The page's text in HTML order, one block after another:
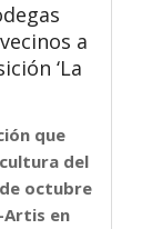
a
‘La
que
del
octubre
Artis en